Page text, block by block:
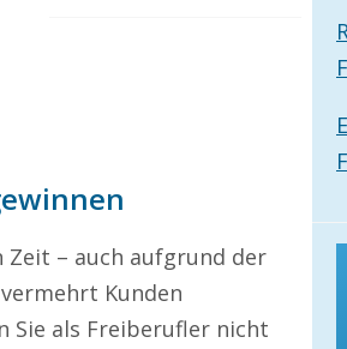
Zeit – auch aufgrund der
Kunden
Sie als Freiberufler nicht